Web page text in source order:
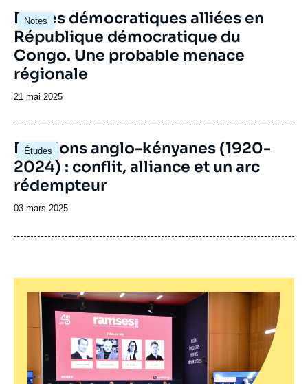
Notes
Image
principale
Forces démocratiques alliées en
République démocratique du
Congo. Une probable menace
régionale
Date
publication
21 mai 2025
Études
Image
principale
Relations anglo-kényanes (1920-
2024) : conflit, alliance et un arc
rédempteur
Date
publication
03 mars 2025